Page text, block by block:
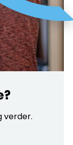
verder.